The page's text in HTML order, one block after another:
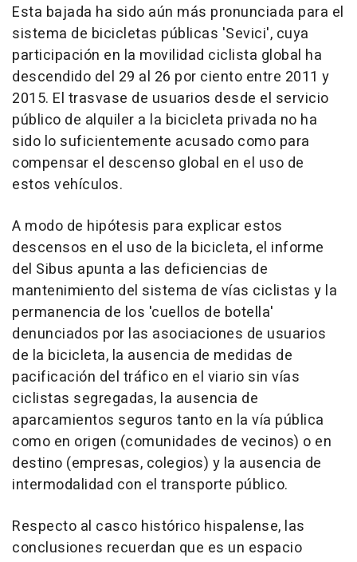
Esta bajada ha sido aún más pronunciada para el
sistema de bicicletas públicas 'Sevici', cuya
participación en la movilidad ciclista global ha
descendido del 29 al 26 por ciento entre 2011 y
2015. El trasvase de usuarios desde el servicio
público de alquiler a la bicicleta privada no ha
sido lo suficientemente acusado como para
compensar el descenso global en el uso de
estos vehículos.
A modo de hipótesis para explicar estos
descensos en el uso de la bicicleta, el informe
del Sibus apunta a las deficiencias de
mantenimiento del sistema de vías ciclistas y la
permanencia de los 'cuellos de botella'
denunciados por las asociaciones de usuarios
de la bicicleta, la ausencia de medidas de
pacificación del tráfico en el viario sin vías
ciclistas segregadas, la ausencia de
aparcamientos seguros tanto en la vía pública
como en origen (comunidades de vecinos) o en
destino (empresas, colegios) y la ausencia de
intermodalidad con el transporte público.
Respecto al casco histórico hispalense, las
conclusiones recuerdan que es un espacio